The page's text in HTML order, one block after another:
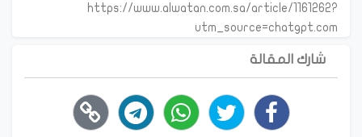
https://www.alwatan.com.sa/article/1161262?
utm_source=chatgpt.com
شارك المقالة